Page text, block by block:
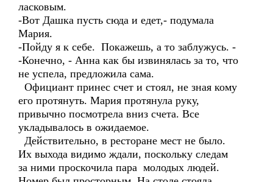
ласковым.
-Вот Дашка пусть сюда и едет,- подумала
Мария.
-Пойду я к себе. Покажешь, а то заблужусь. -
-Конечно, - Анна как бы извинялась за то, что
не успела, предложила сама.
Официант принес счет и стоял, не зная кому
его протянуть. Мария протянула руку,
привычно посмотрела вниз счета. Все
укладывалось в ожидаемое.
Действительно, в ресторане мест не было.
Их выхода видимо ждали, поскольку следам
за ними проскочила пара молодых людей.